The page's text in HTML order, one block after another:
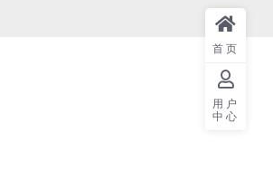
首页
用户
中心